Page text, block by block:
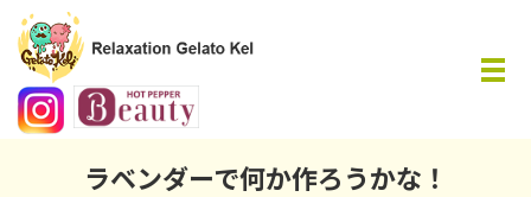
メ
ラベンダーで何か作ろうかな！